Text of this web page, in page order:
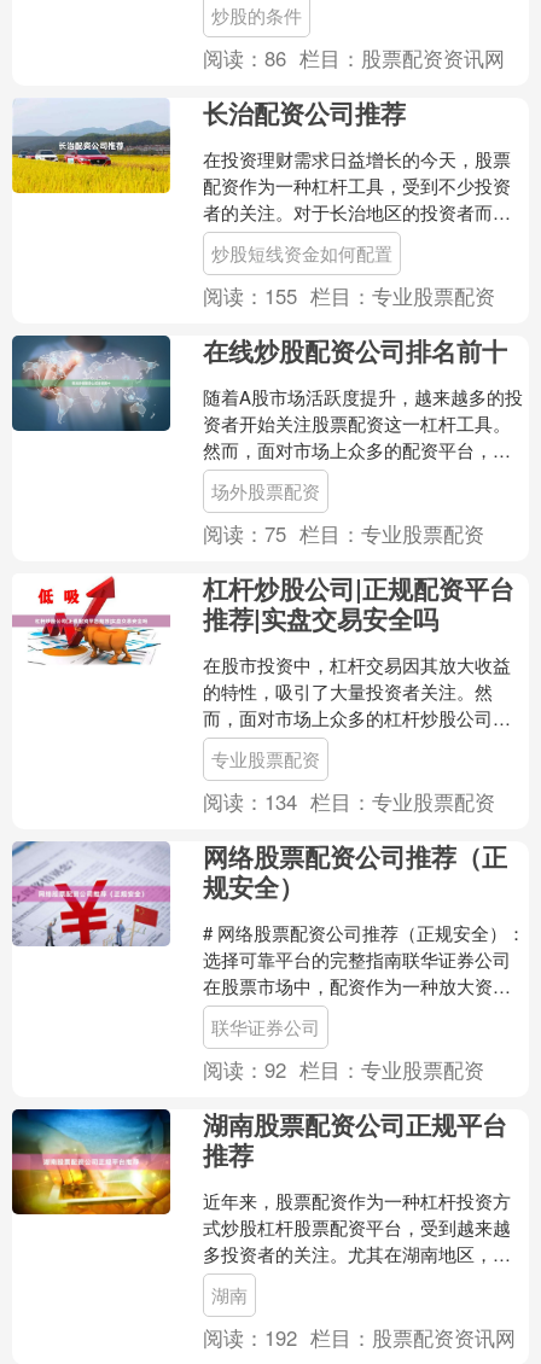
司，如何选择一家安全、合规且....
炒股的条件
阅读：86 栏目： 股票配资资讯网
长治配资公司推荐
在投资理财需求日益增长的今天，股票
配资作为一种杠杆工具，受到不少投资
者的关注。对于长治地区的投资者而
言，选择一家正规、安全、服务优质的
配资公司至关重要。本文将为....
炒股短线资金如何配置
阅读： 155 栏目：专业股票配资
在线炒股配资公司排名前十
随着A股市场活跃度提升，越来越多的投
资者开始关注股票配资这一杠杆工具。
然而，面对市场上众多的配资平台，如
何选择一家安全、合规、服务优质的配
资公司成为关键。本文将....
场外股票配资
阅读：75 栏目：专业股票配资
杠杆炒股公司|正规配资平台
推荐|实盘交易安全吗
在股市投资中，杠杆交易因其放大收益
的特性，吸引了大量投资者关注。然
而，面对市场上众多的杠杆炒股公司和
配资平台，如何选择正规平台、判断实
盘交易是否安全，成为投资者....
专业股票配资
阅读： 134 栏目：专业股票配资
网络股票配资公司推荐（正
规安全）
# 网络股票配资公司推荐（正规安全）：
选择可靠平台的完整指南联华证券公司
在股票市场中，配资作为一种放大资金
的方式，吸引了众多投资者的关注。然
而，面对网络上琳琅....
联华证券公司
阅读：92 栏目：专业股票配资
湖南股票配资公司正规平台
推荐
近年来，股票配资作为一种杠杆投资方
式炒股杠杆股票配资平台，受到越来越
多投资者的关注。尤其在湖南地区，随
着资本市场的活跃，配资平台数量不断
增加。然而，面对市场上鱼....
湖南
阅读： 192 栏目： 股票配资资讯网